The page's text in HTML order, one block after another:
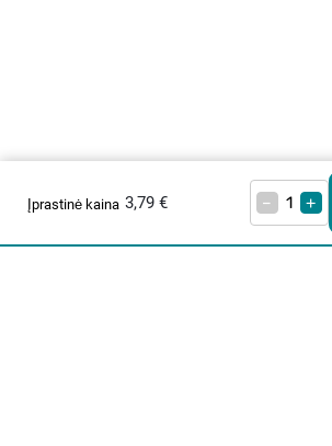
Įprastinė kaina 3,79 € – +